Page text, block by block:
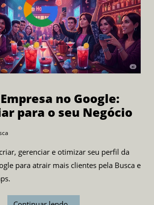
no Google:
para o seu Negócio
gerenciar e otimizar seu perfil da
para atrair mais clientes pela Busca e